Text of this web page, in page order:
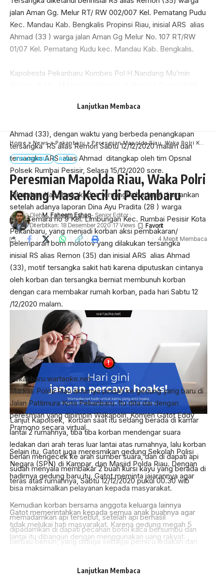
Maitertika, S.H.,M.H, membenarkan adanya penangkapan
dua orang tersangka pembakaran/pelemparan bom
molotov inisial RS alias Remon (35) dan inisial ARS alias
Ahmad (33), dengan waktu yang berbeda penangkapan
tersangka RS alias Remon Sabtu 12/12/2020 malam dan
Polsek Rumbai Pesisir, Selasa 15/12/2020 sore.
Dikatakan Kapolsek, kedua tersangka berhasil diamankan
Pekanbaru, yang menjadi korban aksi pembakaran/
pelemparan bom molotov yang dilakukan tersangka
inisial RS alias Remon (35) dan inisial ARS alias Ahmad
(33), motif tersangka sakit hati karena diputuskan cintanya
oleh korban dan tersangka berniat membunuh korban
dengan cara membakar rumah korban, pada hari Sabtu 12
/12/2020 malam.
Lanjut Kapolsek, korban saat itu sedang berada di kamar
lantai 2 rumahnya, tiba tiba korban mendengar suara
ledakan dari arah teras luar lantai atas rumahnya, lalu korban
berlari mengecek ke arah sumber suara, dan di dapati api
sudah menyala membakar 2 buah kursi kayu yang berada di
teras atas rumahnya, Sabtu 12/12/2020 pukul 00.30 wib
Kemudian korban bersama anggota keluarga lainnya
memadamkan api tersebut, setelah api berhasil
dipadamkan di dapati pecahan botol kaca bersumbu dan
berbau bensin, yang diduga sebagai pemicu ledakan dari
kebakaran itu, selanjutnya korban melaporkan kejadian
tersebut ke Polsek Rumbai Pesisir,
berdasarkan keterangan korban dan saksi-saksi yang ada
di tempat kejadian (tkp), tim Opsnal Polsek Rumbai Pesisir
melakukan penyelidikan untuk mencari keberadaan
Selanjutnya berdasarkan hasil penyelidikan diperoleh
Lanjutkan Membaca
Home » News»Pekanbaru » Peresmian Mapolda Riau, Waka Polri Kenang Masa Kecil di Pekanbaru
PEKANBARU RIAU
Peresmian Mapolda Riau, Waka Polri
Kenang Masa Kecil di Pekanbaru
OlehM. Faheem Eshaq- Senior Editor
Diterbitkan: 18 Desember 2020 17 Views
4 Menit Membaca
Pekanbaru.wartaoke.net
Markas Polda Riau akhirnya pindah ke gedung yang baru di
Jalan Pattimura Kota Pekanbaru. Itu dita dai dengan
peresmian yang dipimpin Wakapolri, Komjen Gatot Eddy
Pramono secara virtual.
Selain itu, Gatot juga meresmikan gedung Sekolah Polisi
Negara (SPN) di Kampar, dan Masjid Polda Riau. Dengan
hadirnya gedung baru itu, Gatot meminta jajarannya agar
bisa maksimalkan pelayanan kepada masyarakat.
Gatot memerintahkan kepada semua anak buahnya agar
tidak melukai hati masyarakat. Karena gedung megah 5
lantai itu dibangun dengan menggunakan uang rakyat.
“Jangan pernah meukai hati masyarakat, karena gedung ini
dibangun oleh uang rakyat. Jaga sinergitas dengan institusi
terkait,” pesan Gatot, Jumat (19/12).
Gatot menyebutkan, Kapolri Jenderal Polisi Idham Azis
awalnya ingin hadir untuk meresmikan gedung Mapolda
Riau, SPN dan Masjid Polda Riau tersebut. Tapi, Idham
Lanjutkan Membaca